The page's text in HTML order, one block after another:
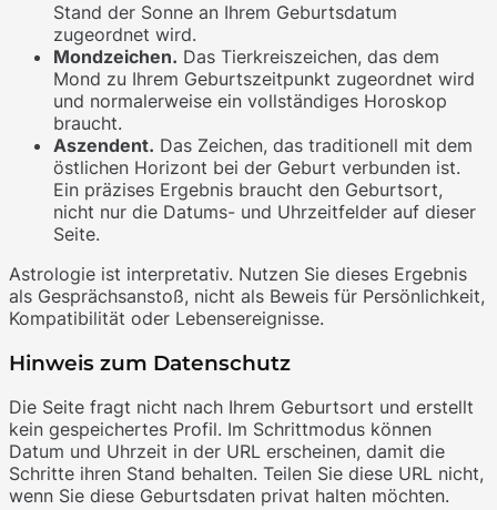
Stand der Sonne an Ihrem Geburtsdatum
zugeordnet wird.
Mondzeichen. Das Tierkreiszeichen, das dem
Mond zu Ihrem Geburtszeitpunkt zugeordnet wird
und normalerweise ein vollständiges Horoskop
braucht.
Aszendent. Das Zeichen, das traditionell mit dem
östlichen Horizont bei der Geburt verbunden ist.
Ein präzises Ergebnis braucht den Geburtsort,
nicht nur die Datums- und Uhrzeitfelder auf dieser
Seite.
Astrologie ist interpretativ. Nutzen Sie dieses Ergebnis
als Gesprächsanstoß, nicht als Beweis für Persönlichkeit,
Kompatibilität oder Lebensereignisse.
Hinweis zum Datenschutz
Die Seite fragt nicht nach Ihrem Geburtsort und erstellt
kein gespeichertes Profil. Im Schrittmodus können
Datum und Uhrzeit in der URL erscheinen, damit die
Schritte ihren Stand behalten. Teilen Sie diese URL nicht,
wenn Sie diese Geburtsdaten privat halten möchten.